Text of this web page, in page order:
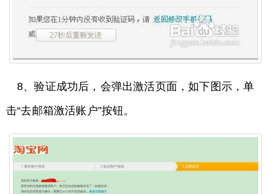
8、验证成功后，会弹出激活页面，如下图示，单
击“去邮箱激活账户”按钮。